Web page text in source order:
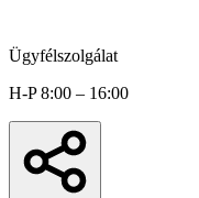
Ügyfélszolgálat
H-P 8:00 – 16:00